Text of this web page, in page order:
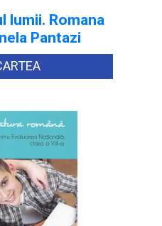
lumii. Romana
Pantazi